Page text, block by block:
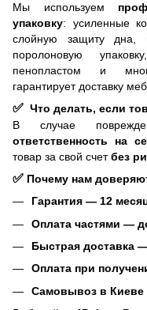
Мы используем
упаковку: усиленные
слойную защиту дна,
поролоновую
пенопластом и
гарантирует доставку
✅ Что делать, если
В случае
ответственность на
товар за свой счетбез
✅ Почему нам
Гарантия — 12
Оплата частями —
Быстрая доставка
Оплата при
Самовывоз в Киеве